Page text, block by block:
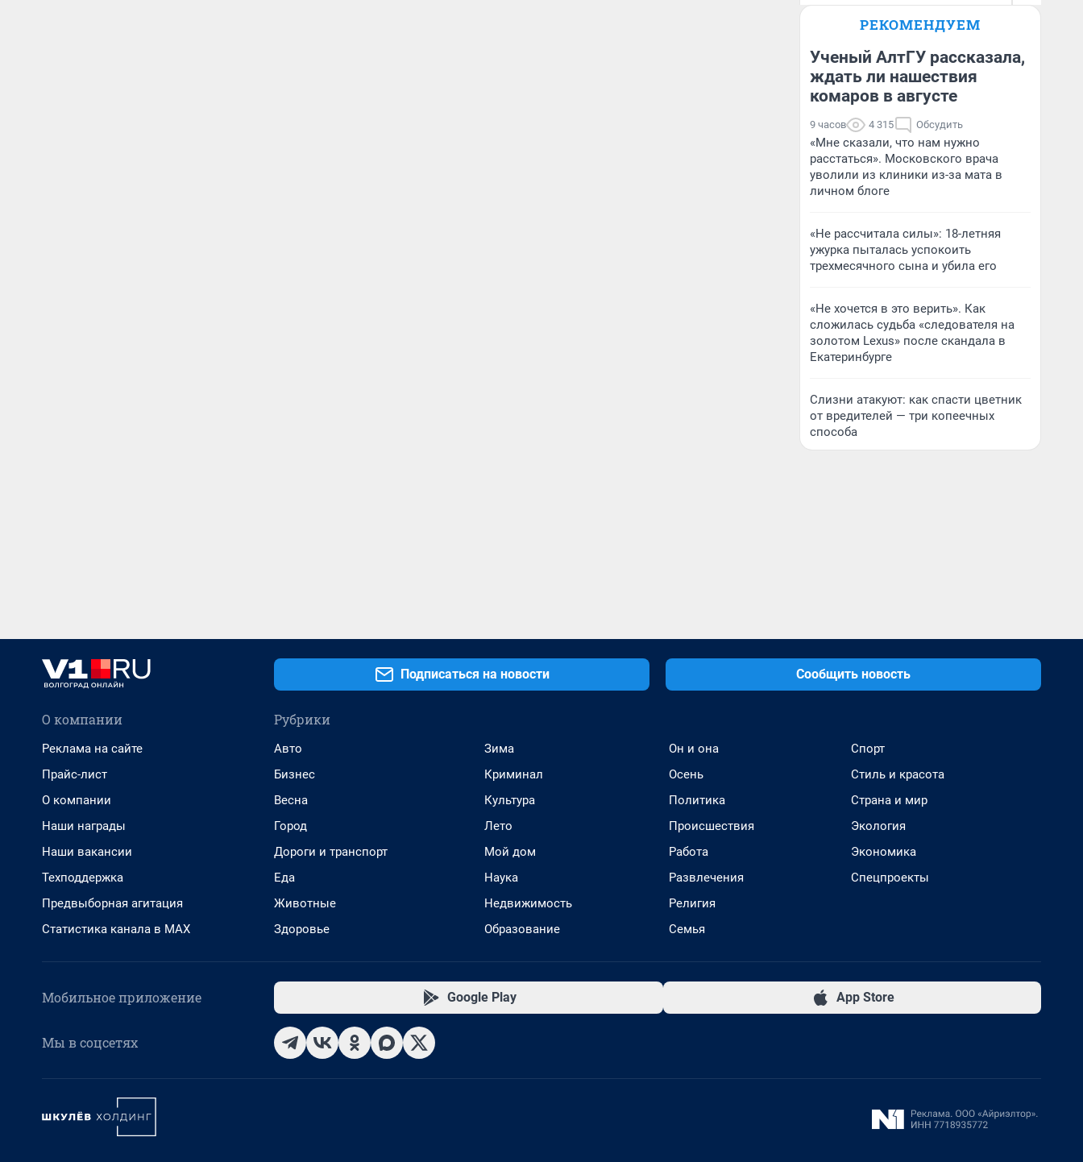
РЕКОМЕНДУЕМ
Ученый АлтГУ рассказала,
ждать ли нашествия
комаров в августе
9 часов 4 315 Обсудить
«Мне сказали, что нам нужно
расстаться». Московского врача
уволили из клиники из-за мата в
личном блоге
«Не рассчитала силы»: 18-летняя
ужурка пыталась успокоить
трехмесячного сына и убила его
«Не хочется в это верить». Как
сложилась судьба «следователя на
золотом Lexus» после скандала в
Екатеринбурге
Слизни атакуют: как спасти цветник
от вредителей — три копеечных
способа
Подписаться на новости Сообщить новость
О компании
Реклама на сайте
Прайс-лист
О компании
Наши награды
Наши вакансии
Техподдержка
Предвыборная агитация
Статистика канала в MAX
Рубрики
Авто
Бизнес
Весна
Город
Дороги и транспорт
Еда
Животные
Здоровье
Зима
Криминал
Культура
Лето
Мой дом
Наука
Недвижимость
Образование
Он и она
Осень
Политика
Происшествия
Работа
Развлечения
Религия
Семья
Спорт
Стиль и красота
Страна и мир
Экология
Экономика
Спецпроекты
Мобильное приложение Google Play App Store
Мы в соцсетях